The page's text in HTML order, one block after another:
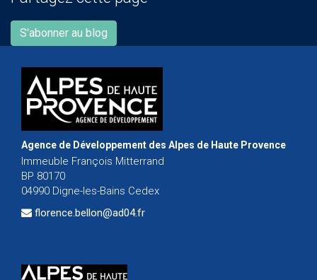
S'abonner au blog
Agence de Développement des Alpes de Haute Provence
Immeuble François Mitterrand
BP 80170
04990 Digne-les-Bains Cedex
florence.bellon@ad04.fr